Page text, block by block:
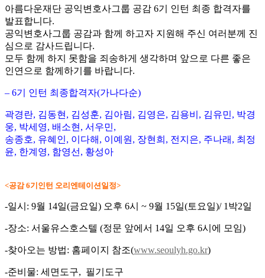
아름다운재단 공익변호사그룹 공감 6기 인턴 최종 합격자를
발표합니다.
공익변호사그룹 공감과 함께 하고자 지원해 주신 여러분께 진
심으로 감사드립니다.
모두 함께 하지 못함을 죄송하게 생각하며 앞으로 다른 좋은
인연으로 함께하기를 바랍니다.
– 6기 인턴 최종합격자(가나다순)
곽경란, 김동현, 김성훈, 김아림, 김영은, 김용비, 김유민, 박경
웅, 박세영, 배소현, 서우민,
송종호, 유혜인, 이다해, 이예원, 장현희, 전지은, 주나래, 최정
윤, 한계영, 함영선, 황성아
<공감 6기인턴 오리엔테이션일정>
-일시: 9월 14일(금요일) 오후 6시 ~ 9월 15일(토요일)/ 1박2일
-장소: 서울유스호스텔 (정문 앞에서 14일 오후 6시에 모임)
-찾아오는 방법: 홈페이지 참조(www.seoulyh.go.kr)
-준비물: 세면도구, 필기도구